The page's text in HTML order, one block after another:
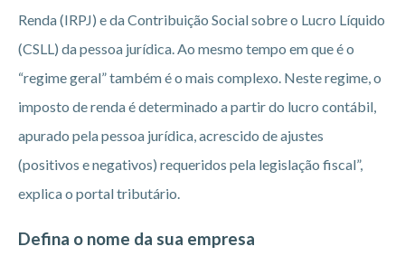
Renda (IRPJ) e da Contribuição Social sobre o Lucro Líquido
(CSLL) da pessoa jurídica. Ao mesmo tempo em que é o
“regime geral” também é o mais complexo. Neste regime, o
imposto de renda é determinado a partir do lucro contábil,
apurado pela pessoa jurídica, acrescido de ajustes
(positivos e negativos) requeridos pela legislação fiscal”,
explica o portal tributário.
Defina o nome da sua empresa